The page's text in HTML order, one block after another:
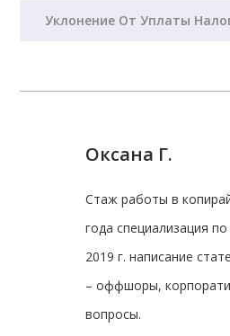
Уклонение От Уплаты
Оксана Г.
Стаж работы в
года специализация
2019 г. написание
– оффшоры,
вопросы.